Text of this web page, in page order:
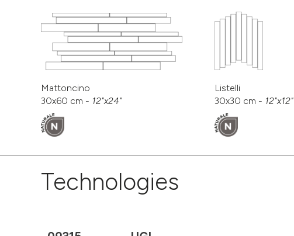
Mattoncino
30x60 cm - 12"x24"
Listelli
30x30 cm - 12"x12"
Technologies